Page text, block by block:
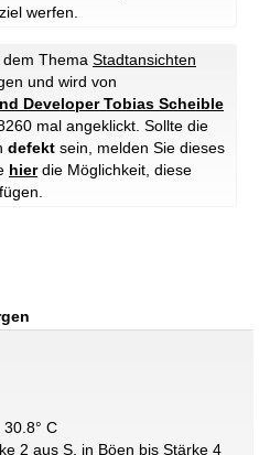
werfen.
dem Thema Stadtansichten
und wird von
Developer Tobias Scheible
mal angeklickt. Sollte die
defekt sein, melden Sie dieses
hierdie Möglichkeit, diese
30.8° C
2 aus S, in Böen bis Stärke 4